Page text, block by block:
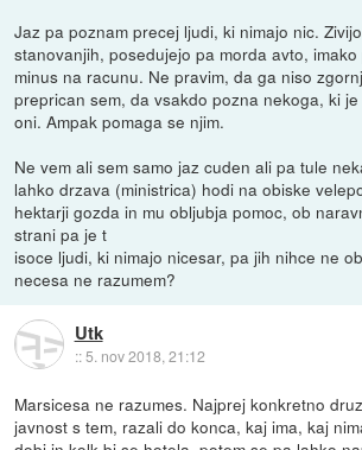
Jaz pa poznam precej ljudi, ki nimajo nic.
stanovanjih, posedujejo pa morda avto,
minus na racunu. Ne pravim, da ga niso
preprican sem, da vsakdo pozna nekoga, ki
oni. Ampak pomaga se njim.
Ne vem ali sem samo jaz cuden ali pa tule
lahko drzava (ministrica) hodi na obiske
hektarji gozda in mu obljubja pomoc, ob
strani pa je t
isoce ljudi, ki nimajo nicesar, pa jih nihce ne
necesa ne razumem?
Utk
::5. nov 2018, 21:12
Marsicesa ne razumes. Najprej konkretno
javnost s tem, razali do konca, kaj ima, kaj